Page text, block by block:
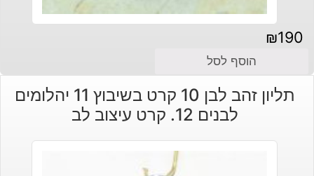
₪190
הוסף לסל
תליון זהב לבן 10 קרט בשיבוץ 11 יהלומים
לבנים 12. קרט עיצוב לב